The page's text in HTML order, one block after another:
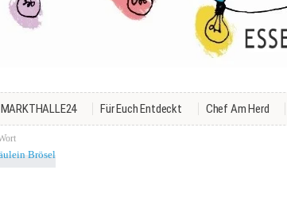
MARKTHALLE24 Für Euch Entdeckt Chef Am Herd